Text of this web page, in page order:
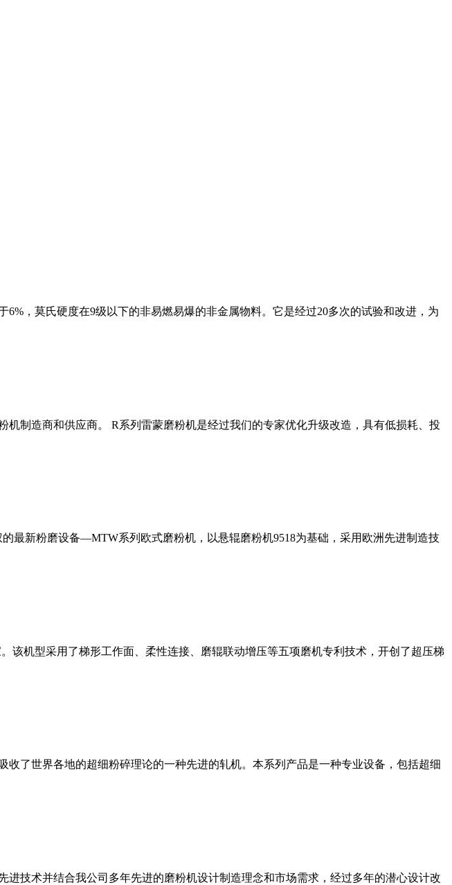
，莫氏硬度在9级以下的非易燃易爆的非金属物料。它是经过20多次的试验和改进，为
制造商和供应商。 R系列雷蒙磨粉机是经过我们的专家优化升级改造，具有低损耗、投
最新粉磨设备—MTW系列欧式磨粉机，以悬辊磨粉机9518为基础，采用欧洲先进制造技
该机型采用了梯形工作面、柔性连接、磨辊联动增压等五项磨机专利技术，开创了超压梯
了世界各地的超细粉碎理论的一种先进的轧机。本系列产品是一种专业设备，包括超细
技术并结合我公司多年先进的磨粉机设计制造理念和市场需求，经过多年的潜心设计改